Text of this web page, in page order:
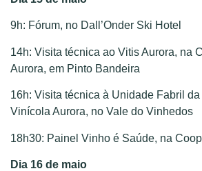
9h: Fórum, no Dall’Onder Ski Hotel
14h: Visita técnica ao Vitis Aurora, na
Aurora, em Pinto Bandeira
16h: Visita técnica à Unidade Fabril
Vinícola Aurora, no Vale do Vinhedos
18h30: Painel Vinho é Saúde, na
Dia 16 de maio